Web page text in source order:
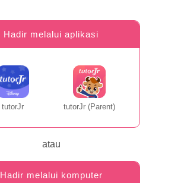
Hadir melalui aplikasi
tutorJr tutorJr (Parent)
atau
Hadir melalui komputer